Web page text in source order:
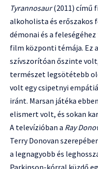
Tyrannosaur(2011) című
alkoholista és erőszakos
démonai és a
film központi témája. Ez
szívszorítóan őszinte
természet legsötétebb
volt egy csipetnyi
iránt. Marsan játéka
elismert volt, és sokan
A televízióban a Ray
Terry Donovan
a legnagyobb és
Parkinson-kórral küzdő